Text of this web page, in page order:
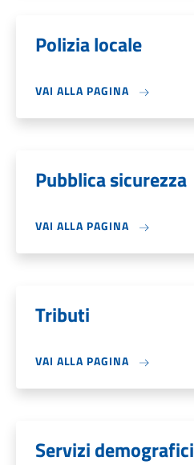
Polizia locale
VAI ALLA PAGINA
Pubblica sicurezza
VAI ALLA PAGINA
Tributi
VAI ALLA PAGINA
Servizi demografici